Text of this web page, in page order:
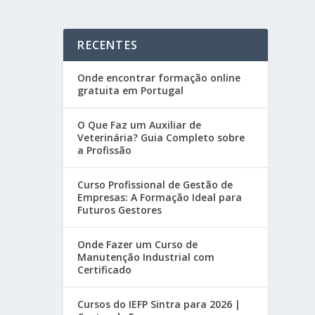
RECENTES
Onde encontrar formação online
gratuita em Portugal
O Que Faz um Auxiliar de
Veterinária? Guia Completo sobre
a Profissão
Curso Profissional de Gestão de
Empresas: A Formação Ideal para
Futuros Gestores
Onde Fazer um Curso de
Manutenção Industrial com
Certificado
Cursos do IEFP Sintra para 2026 |